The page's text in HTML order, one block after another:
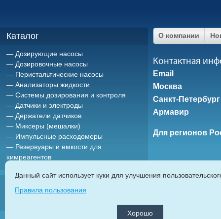
Каталог
Дозирующие насосы
Дозировочные насосы
Перистальтические насосы
Анализаторы жидкости
Системы дозирования и контроля
Датчики и электроды
Держатели датчиков
Миксеры (мешалки)
Импульсные расходомеры
Резервуары и емкости для
химреагентов
О компании
Контактная
Email
Москва
Санкт-Петербург
Армавир
Для регионов
дозирующие насосы|насосы дозаторы
Данный сайт использует куки для улучшения
Правила пользования
Хорошо